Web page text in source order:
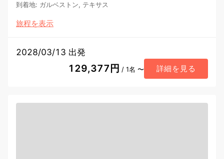
到着地: ガルベストン, テキサス
旅程を表示
2028/03/13 出発
129,377円 / 1名 〜 詳細を見る